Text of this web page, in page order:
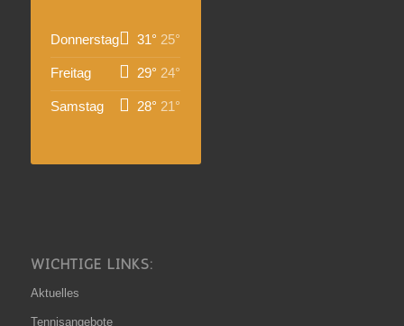
Donnerstag 31° 25°
Freitag 29° 24°
Samstag 28° 21°
WICHTIGE LINKS:
Aktuelles
Tennisangebote